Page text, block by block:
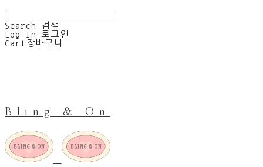
Search
검색
Log In
로그인
Cart 장바구니
Bling & On